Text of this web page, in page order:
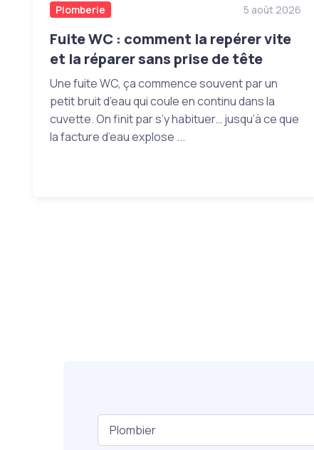
Plomberie 5 août 2026
Fuite WC : comment la repérer vite
et la réparer sans prise de tête
Une fuite WC, ça commence souvent par un
petit bruit d’eau qui coule en continu dans la
cuvette. On finit par s’y habituer… jusqu’à ce que
la facture d’eau explose ...